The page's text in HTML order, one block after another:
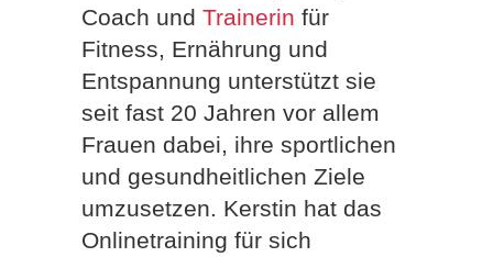
Coach und Trainerin für
Fitness, Ernährung und
Entspannung unterstützt sie
seit fast 20 Jahren vor allem
Frauen dabei, ihre sportlichen
und gesundheitlichen Ziele
umzusetzen. Kerstin hat das
Onlinetraining für sich